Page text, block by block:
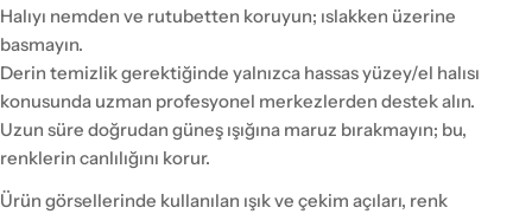
Halıyı nemden ve rutubetten koruyun; ıslakken üzerine
basmayın.
Derin temizlik gerektiğinde yalnızca hassas yüzey/el halısı
konusunda uzman profesyonel merkezlerden destek alın.
Uzun süre doğrudan güneş ışığına maruz bırakmayın; bu,
renklerin canlılığını korur.
Ürün görsellerinde kullanılan ışık ve çekim açıları, renk